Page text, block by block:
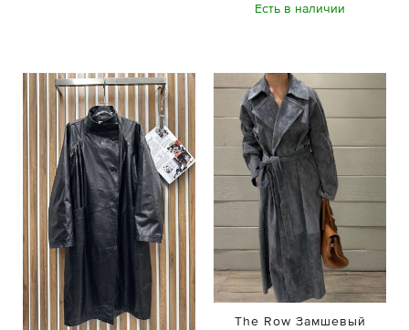
Есть в наличии
The Row Замшевый